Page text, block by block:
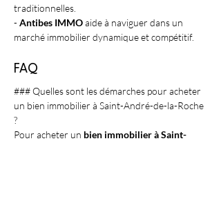
traditionnelles.
- Antibes IMMO aide à naviguer dans un
marché immobilier dynamique et compétitif.
FAQ
### Quelles sont les démarches pour acheter
un bien immobilier à Saint-André-de-la-Roche
?
Pour acheter un bien immobilier à Saint-